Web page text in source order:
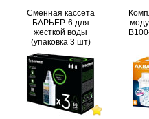
Сменная кассета
БАРЬЕР-6 для
жесткой воды
(упаковка 3 шт)